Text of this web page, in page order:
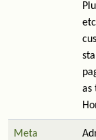
as
Meta